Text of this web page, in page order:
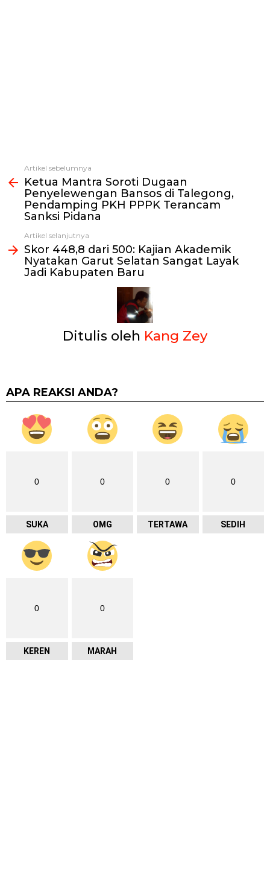
Lihat
selengkapnya
Artikel sebelumnya
Ketua Mantra Soroti Dugaan
Penyelewengan Bansos di Talegong,
Pendamping PKH PPPK Terancam
Sanksi Pidana
Artikel selanjutnya
Skor 448,8 dari 500: Kajian Akademik
Nyatakan Garut Selatan Sangat Layak
Jadi Kabupaten Baru
Ditulis oleh Kang Zey
APA REAKSI ANDA?
0
SUKA
0
OMG
0
TERTAWA
0
SEDIH
0
KEREN
0
MARAH